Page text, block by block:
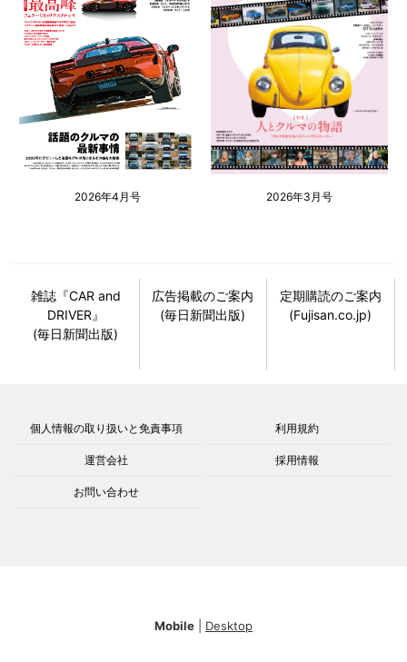
2026年4月号 2026年3月号
雑誌『CAR and
DRIVER』
(毎日新聞出版)
広告掲載のご案内
(毎日新聞出版)
定期購読のご案内
(Fujisan.co.jp)
個人情報の取り扱いと免責事項 利用規約
運営会社 採用情報
お問い合わせ
Mobile Desktop